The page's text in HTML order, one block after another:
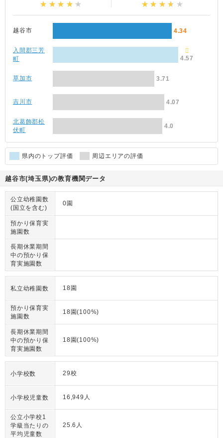
越谷市 4.34
入間郡三芳
町
4.57
草加市 3.71
吉川市 4.07
北葛飾郡松
伏町
4.0
県内のトップ評価 周辺エリアの評価
越谷市(埼玉県)の教育機関データ
公立幼稚園数
(国立を含む)
0園
預かり保育実
施園数
長期休業期間
中の預かり保
育実施園数
私立幼稚園数 18園
預かり保育実
施園数
18園(100%)
長期休業期間
中の預かり保
育実施園数
18園(100%)
小学校数 29校
小学校児童数 16,949人
公立小学校1
学級当たりの
平均児童数
25.6人